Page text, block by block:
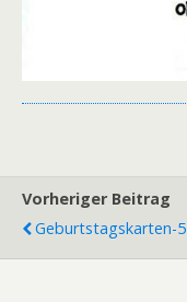
Vorheriger Beitrag
Geburtstagskarten-5